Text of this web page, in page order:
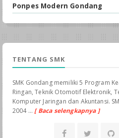
Ponpes Modern Gondang
TENTANG SMK
SMK Gondang memiliki 5 Program
Ringan, Teknik Otomotif Elektronik,
Komputer Jaringan dan Akuntansi.
2004 ... [ Baca selengkapnya ]